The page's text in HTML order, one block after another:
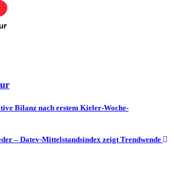
Bilanz nach erstem Kieler-Woche-
– Datev-Mittelstandsindex zeigt Trendwende